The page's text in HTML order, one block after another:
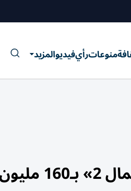
منوعاترأيفيديوالمزيد